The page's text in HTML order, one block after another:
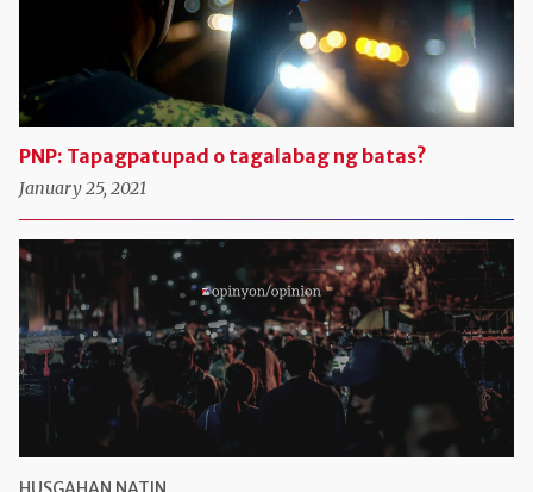
PNP: Tapagpatupad o tagalabag ng batas?
January 25, 2021